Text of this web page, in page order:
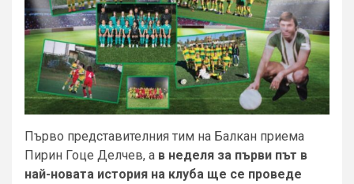
Първо представителния тим на Балкан приема
Пирин Гоце Делчев, а в неделя за първи път в
най-новата история на клуба ще се проведе